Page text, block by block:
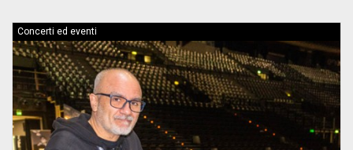
Concerti ed eventi